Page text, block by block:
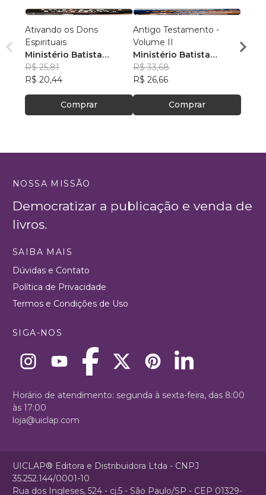
Ativando os Dons
Espirituais
Ministério Batista
Ebenézer
R$ 25,81
R$ 20,44
Comprar
Antigo Testamento -
Volume II
Ministério Batista
Ebenézer
R$ 33,68
R$ 26,66
Comprar
NOSSA MISSÃO
Democratizar a publicação e venda de
livros.
SAIBA MAIS
Dúvidas e Contato
Política de Privacidade
Termos e Condições de Uso
SIGA-NOS
Horário de atendimento: segunda à sexta-feira, das 8:00
às 17:00
loja@uiclap.com
UICLAP® Editora e Distribuidora Ltda - CNPJ
35.252.144/0001-10
Rua dos Ingleses, 524 - cj.5 - São Paulo/SP - CEP 01329-